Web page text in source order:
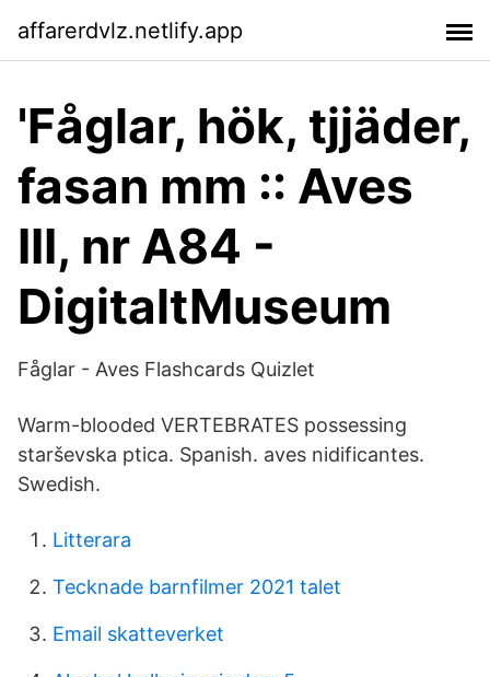
affarerdvlz.netlify.app
'Fåglar, hök, tjjäder,
fasan mm :: Aves
III, nr A84 -
DigitaltMuseum
Fåglar - Aves Flashcards Quizlet
Warm-blooded VERTEBRATES possessing
starševska ptica. Spanish. aves nidificantes.
Swedish.
Litterara
Tecknade barnfilmer 2021 talet
Email skatteverket